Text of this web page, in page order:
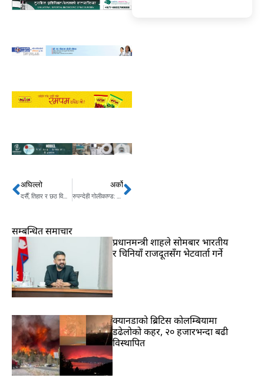
Prev
अघिल्लो
दसैँ, तिहार र छठ विदामा मानव अधिकार आयोग खुल्ला रहने
अर्को
रुपन्देही गोलीकाण्ड: अतिक्रमणकारीलाई नछाड्ने सरकारको चेतावनी Next
सम्बन्धित समाचार
प्रधानमन्त्री शाहले सोमबार भारतीय
र चिनियाँ राजदूतसँग भेटवार्ता गर्ने
क्यानडाको ब्रिटिस कोलम्बियामा
डढेलोको कहर, २० हजारभन्दा बढी
विस्थापित